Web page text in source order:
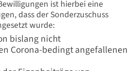
ist hierbei eine
dass der Sonderzuschuss
wurde:
bislang nicht
Corona-bedingt angefallenen